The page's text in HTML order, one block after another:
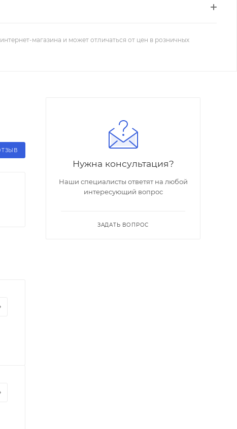
магазина и может отличаться от цен в розничных
Нужна консультация?
Наши специалисты ответят на любой
интересующий вопрос
ЗАДАТЬ ВОПРОС